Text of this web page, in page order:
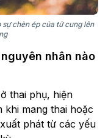
chèn ép của tử cung lên
nhân nào
thai phụ, hiện
khi mang thai hoặc
phát từ các yếu